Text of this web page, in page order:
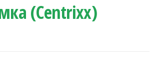
(Centrixx)